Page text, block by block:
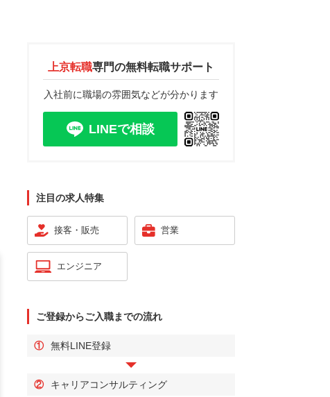
上京転職専門の無料転職サポート
入社前に職場の雰囲気などが分かります
LINEで相談
注目の求人特集
接客・販売 営業
エンジニア
ご登録からご入職までの流れ
① 無料LINE登録
② キャリアコンサルティング